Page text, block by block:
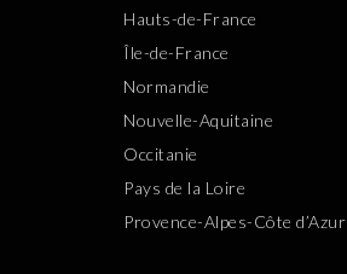
Hauts-de-France
Île-de-France
Normandie
Nouvelle-Aquitaine
Occitanie
Pays de la Loire
Provence-Alpes-Côte d’Azur